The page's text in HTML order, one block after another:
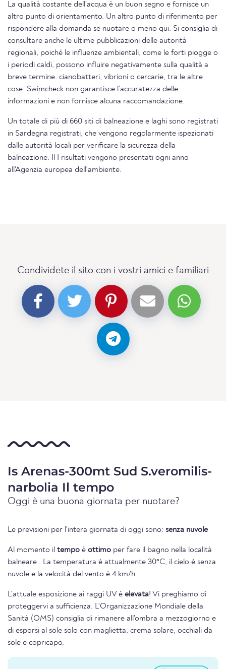
La qualità costante dell'acqua è un buon segno e fornisce un
altro punto di orientamento. Un altro punto di riferimento per
rispondere alla domanda se nuotare o meno qui. Si consiglia di
consultare anche le ultime pubblicazioni delle autorità
regionali, poiché le influenze ambientali, come le forti piogge o
i periodi caldi, possono influire negativamente sulla qualità a
breve termine. cianobatteri, vibrioni o cercarie, tra le altre
cose. Swimcheck non garantisce l'accuratezza delle
informazioni e non fornisce alcuna raccomandazione.
Un totale di più di 660 siti di balneazione e laghi sono registrati
in Sardegna registrati, che vengono regolarmente ispezionati
dalle autorità locali per verificare la sicurezza della
balneazione. Il I risultati vengono presentati ogni anno
all'Agenzia europea dell'ambiente.
Condividete il sito con i vostri amici e familiari
Is Arenas-300mt Sud S.veromilis-
narbolia Il tempo
Oggi è una buona giornata per nuotare?
Le previsioni per l'intera giornata di oggi sono: senza nuvole
Al momento il tempo è ottimo per fare il bagno nella località
balneare . La temperatura è attualmente 30°C, il cielo è senza
nuvole e la velocità del vento è 4 km/h.
L'attuale esposizione ai raggi UV è elevata! Vi preghiamo di
proteggervi a sufficienza. L'Organizzazione Mondiale della
Sanità (OMS) consiglia di rimanere all'ombra a mezzogiorno e
di esporsi al sole solo con maglietta, crema solare, occhiali da
sole e copricapo.